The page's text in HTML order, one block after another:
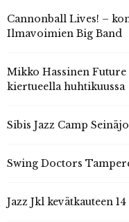
Cannonball Lives! –
Ilmavoimien Big Band
Mikko Hassinen
kiertueella huhtikuussa
Sibis Jazz Camp
Swing Doctors
Jazz Jkl kevätkauteen